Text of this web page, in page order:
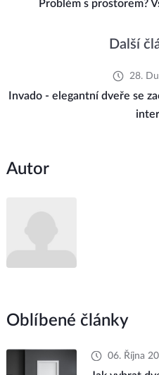
Problém s prostorem?
Další
28.
Invado - elegantní dveře se
Autor
Oblíbené články
06. Října